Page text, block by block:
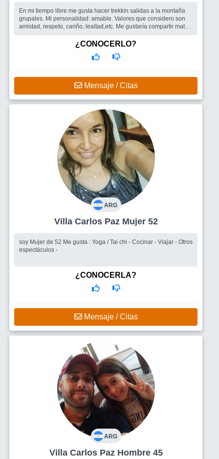
En mi tiempo libre me gusta hacer trekkin salidas a la montaña
grupales. Mi personalidad: amable. Valores que considero son
amistad, respeto, cariño, lealtad,etc. Me gustaría compartir mates
Me gustaría encontrar una mujer, para salir tomar mates
en el rio o la montaña, conocer mucha gente nueva! Salidas
¿CONOCERLO?
Mensaje / Citas
ARG
Villa Carlos Paz Mujer 52
soy Mujer de 52 Me gusta : Yoga / Tai chi - Cocinar - Viajar - Otros
espectáculos -
¿CONOCERLA?
Mensaje / Citas
ARG
Villa Carlos Paz Hombre 45